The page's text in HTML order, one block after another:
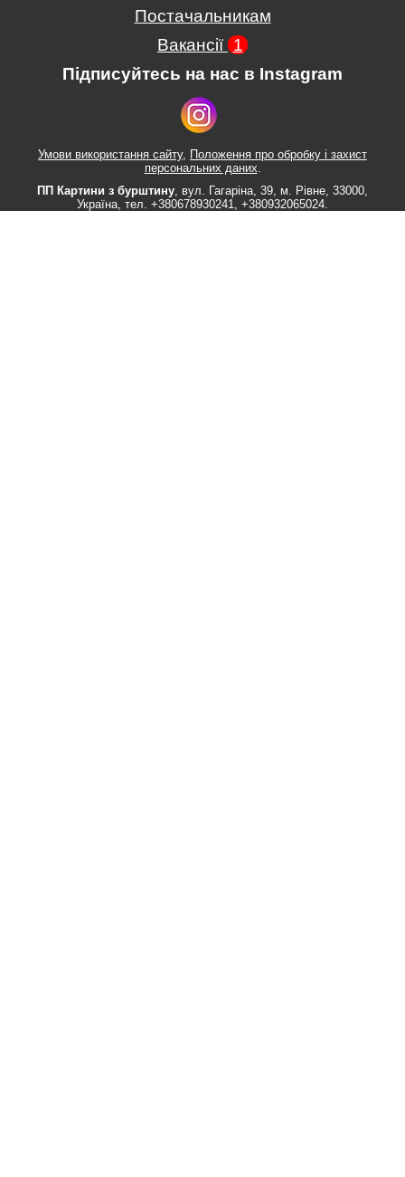
Постачальникам
Вакансії 1
Підписуйтесь на нас в Instagram
Умови використання сайту, Положення про обробку і захист
персональних даних
ПП Картини з бурштину вул. Гагаріна, 39 , м. Рівне 33000
Україна , тел. +380678930241 +380932065024